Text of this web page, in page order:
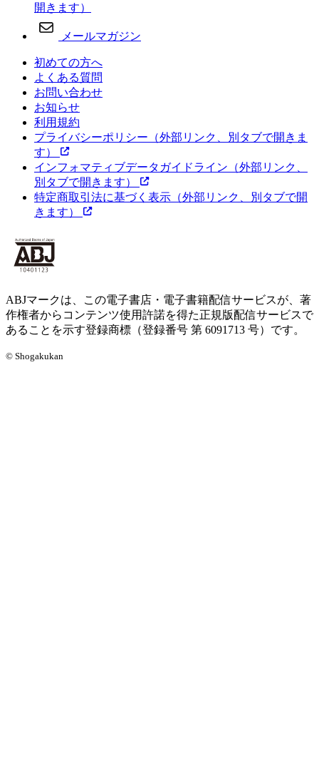
開きます）
メールマガジン
初めての方へ
よくある質問
お問い合わせ
お知らせ
利用規約
プライバシーポリシー （外部リンク、別タブで開きま
す）
インフォマティブデータガイドライン （外部リンク、
別タブで開きます）
特定商取引法に基づく表示 （外部リンク、別タブで開
きます）
ABJマークは、この電子書店・電子書籍配信サービスが、著
作権者からコンテンツ使用許諾を得た正規版配信サービスで
あることを示す登録商標（登録番号 第 6091713 号）です。
© Shogakukan